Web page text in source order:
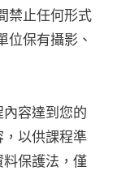
禁止任何形式
位保有攝影、
容達到您的
以供課程準
保護法，僅